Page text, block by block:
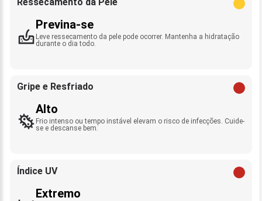
Previna-se
Leve ressecamento da pele pode ocorrer. Mantenha a hidratação
durante o dia todo.
Gripe e Resfriado
Alto
Frio intenso ou tempo instável elevam o risco de infecções. Cuide-
se e descanse bem.
Índice UV
Extremo